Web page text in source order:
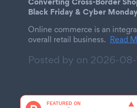
Black Friday & Cyber Monday
Online commerce is an
overall retail business. Read
Posted by on 2026-08-